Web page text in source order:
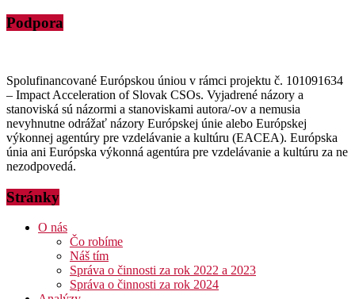
Podpora
Spolufinancované Európskou úniou v rámci projektu č. 101091634
– Impact Acceleration of Slovak CSOs. Vyjadrené názory a
stanoviská sú názormi a stanoviskami autora/-ov a nemusia
nevyhnutne odrážať názory Európskej únie alebo Európskej
výkonnej agentúry pre vzdelávanie a kultúru (EACEA). Európska
únia ani Európska výkonná agentúra pre vzdelávanie a kultúru za ne
nezodpovedá.
Stránky
O nás
Čo robíme
Náš tím
Správa o činnosti za rok 2022 a 2023
Správa o činnosti za rok 2024